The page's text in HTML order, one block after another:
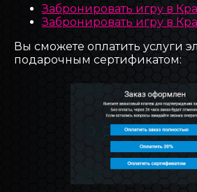
Забронировать игру в
Забронировать игру в
Вы сможете оплатить услуги
подарочным сертификатом: